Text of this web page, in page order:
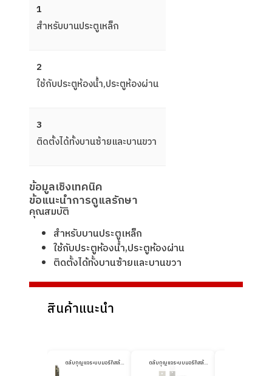
1
สําหรับบานประตูเหล็ก
2
ใช้กับประตูห้องนํ้า,ประตูห้องผ่าน
3
ติดตั้งได้ทั้งบานซ้ายและบานขวา
ข้อมูลเชิงเทคนิค
ข้อแนะนำการดูแลรักษา
คุณสมบัติ
สําหรับบานประตูเหล็ก
ใช้กับประตูห้องนํ้า,ประตูห้องผ่าน
ติดตั้งได้ทั้งบานซ้ายและบานขวา
สินค้าแนะนำ
ตลับกุญแจระบบมอร์ทิสล้อค ตลับกุญแจระบบมอร์ทิสล้อค